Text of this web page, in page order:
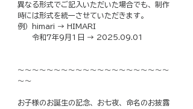
異なる形式でご記入いただいた場合でも、制作
時には形式を統一させていただきます。
例）himari → HIMARI
令和7年9月1日 → 2025.09.01
～～～～～～～～～～～～～～～～～～～～～
～～
お子様のお誕生の記念、お七夜、命名のお披露